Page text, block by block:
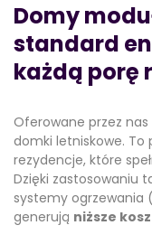
Domy
standard
każdą porę
Oferowane przez nas
domki letniskowe. To
rezydencje, które
Dzięki zastosowaniu
systemy ogrzewania
generują niższe